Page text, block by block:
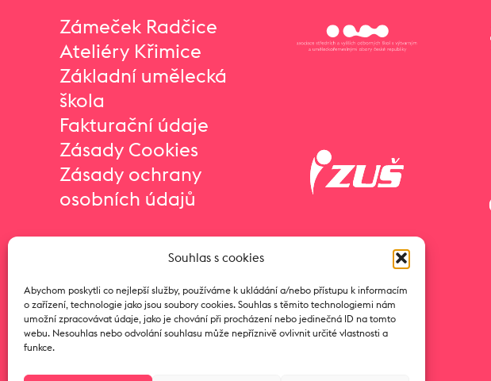
Souhlas s cookies
Abychom poskytli co nejlepší služby, používáme k ukládání a/nebo přístupu k informacím
o zařízení, technologie jako jsou soubory cookies. Souhlas s těmito technologiemi nám
umožní zpracovávat údaje, jako je chování při procházení nebo jedinečná ID na tomto
webu. Nesouhlas nebo odvolání souhlasu může nepříznivě ovlivnit určité vlastnosti a
funkce.
Zámeček Radčice
Ateliéry Křimice
Základní umělecká
škola
Fakturační údaje
Zásady Cookies
Zásady ochrany
osobních údajů